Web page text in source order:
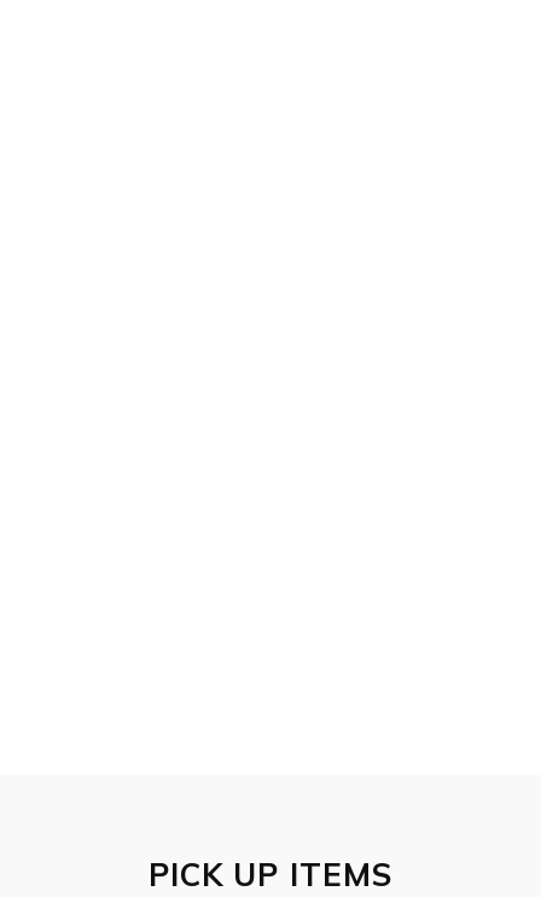
PICK UP ITEMS